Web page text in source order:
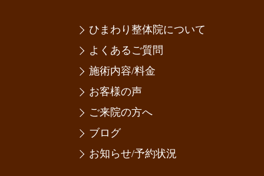
ひまわり整体院について
よくあるご質問
施術内容/料金
お客様の声
ご来院の方へ
ブログ
お知らせ/予約状況